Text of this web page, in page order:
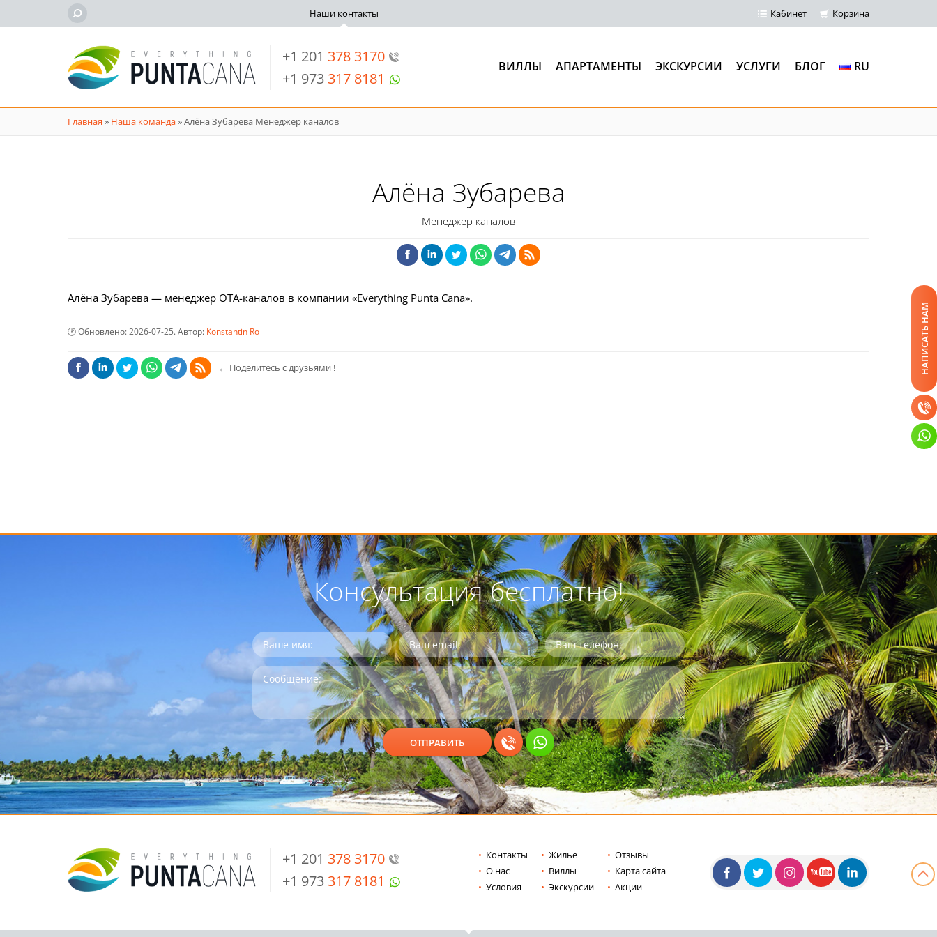
Кабинет Корзина
+1 201 378 3170
+1 973 317 8181
Наши контакты
ВИЛЛЫ АПАРТАМЕНТЫ ЭКСКУРСИИ УСЛУГИ БЛОГ RU
Главная » Наша команда»Алёна Зубарева Менеджер каналов
Алёна Зубарева
Менеджер каналов
Алёна Зубарева — менеджер OTA-каналов в компании «Everything Punta Cana».
Обновлено:2026-07-25. Автор: Konstantin Ro
← Поделитесь с друзьями !
Консультация бесплатно!
+1 201 378 3170
+1 973 317 8181
Контакты
О нас
Условия
Жилье
Виллы
Экскурсии
Отзывы
Карта сайта
Акции
НАПИСАТЬ НАМ